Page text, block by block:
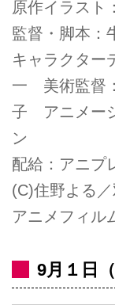
原作イラス
監督・脚本
キャラクター
一 美術監督
子 アニメー
ン
配給：アニプ
(C)住野よる
アニメフィル
9月１日